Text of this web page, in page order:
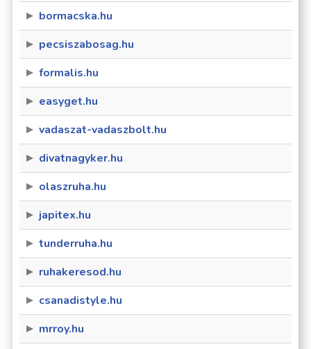
bormacska.hu
pecsiszabosag.hu
formalis.hu
easyget.hu
vadaszat-vadaszbolt.hu
divatnagyker.hu
olaszruha.hu
japitex.hu
tunderruha.hu
ruhakeresod.hu
csanadistyle.hu
mrroy.hu